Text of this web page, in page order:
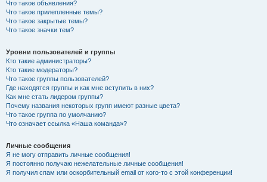
Что такое объявления?
Что такое прилепленные темы?
Что такое закрытые темы?
Что такое значки тем?
Уровни пользователей и группы
Кто такие администраторы?
Кто такие модераторы?
Что такое группы пользователей?
Где находятся группы и как мне вступить в них?
Как мне стать лидером группы?
Почему названия некоторых групп имеют разные цвета?
Что такое группа по умолчанию?
Что означает ссылка «Наша команда»?
Личные сообщения
Я не могу отправить личные сообщения!
Я постоянно получаю нежелательные личные сообщения!
Я получил спам или оскорбительный email от кого-то с этой конференции!